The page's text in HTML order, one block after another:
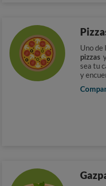
Uno de
pizzas
sea tu
y